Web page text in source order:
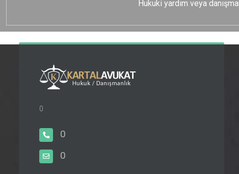
Hukuki yardım veya
0
0
0